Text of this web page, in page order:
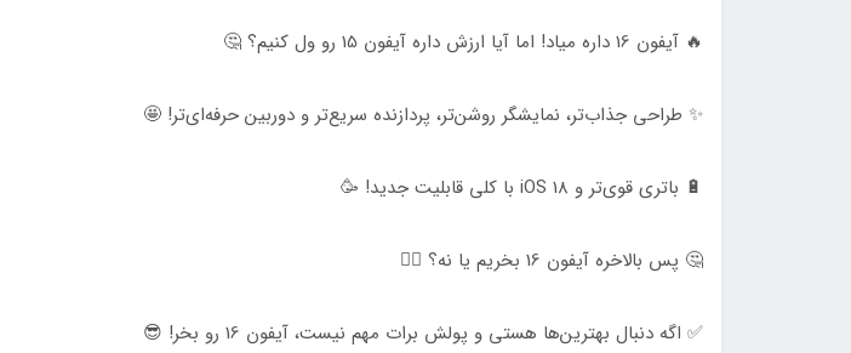
🔥 آیفون 16 داره میاد! اما آیا ارزش داره آیفون 15 رو ول کنیم؟ 🤔
✨ طراحی جذاب‌تر، نمایشگر روشن‌تر، پردازنده سریع‌تر و دوربین حرفه‌ای‌تر! 🤩
🔋 باتری قوی‌تر و iOS 18 با کلی قابلیت جدید! 🥳
🤔 پس بالاخره آیفون 16 بخریم یا نه؟ 🤷‍♂️
✅ اگه دنبال بهترین‌ها هستی و پولش برات مهم نیست، آیفون 16 رو بخر! 😎